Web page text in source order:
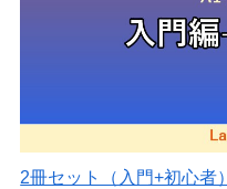
2冊セット（入門+初心者）